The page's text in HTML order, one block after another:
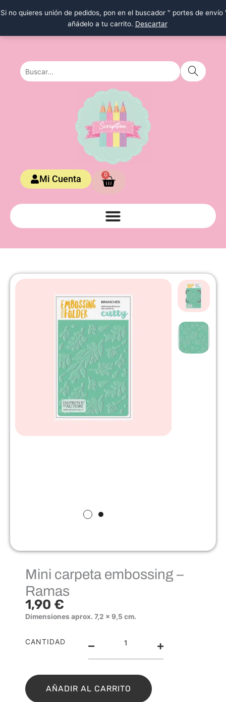
Si no quieres unión de pedidos, pon en el buscador " portes de envío
añádelo a tu carrito. Descartar
al
Mi Cuenta 0
Carrito
Mini carpeta embossing –
Ramas
1,90 €
Dimensiones aprox. 7,2 x 9,5 cm.
CANTIDAD
embossing
Ramas
cantidad
AÑADIR AL CARRITO